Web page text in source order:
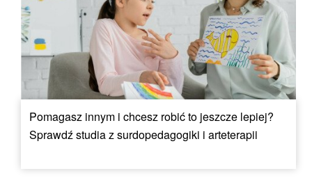
Pomagasz innym i chcesz robić to jeszcze lepiej?
Sprawdź studia z surdopedagogiki i arteterapii